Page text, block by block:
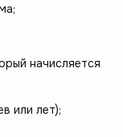
начисляется
или лет);